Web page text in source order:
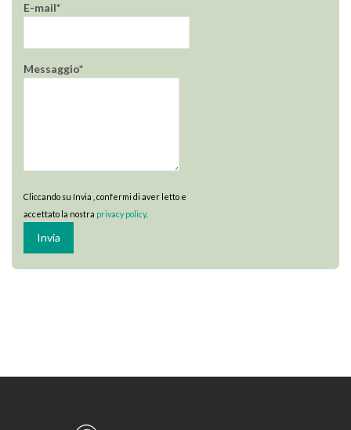
E-mail*
Messaggio*
Cliccando su Invia , confermi di aver letto e
accettato la nostra privacy policy.